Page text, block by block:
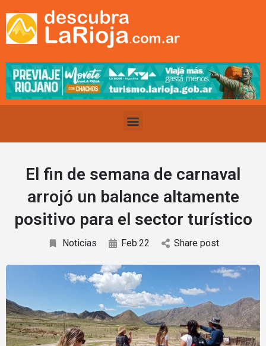
El fin de semana de carnaval
arrojó un balance altamente
positivo para el sector turístico
Noticias Feb 22 Share post